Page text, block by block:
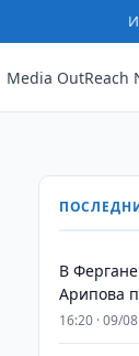
Media OutReach
В
Арипова
16:20 · 09/08